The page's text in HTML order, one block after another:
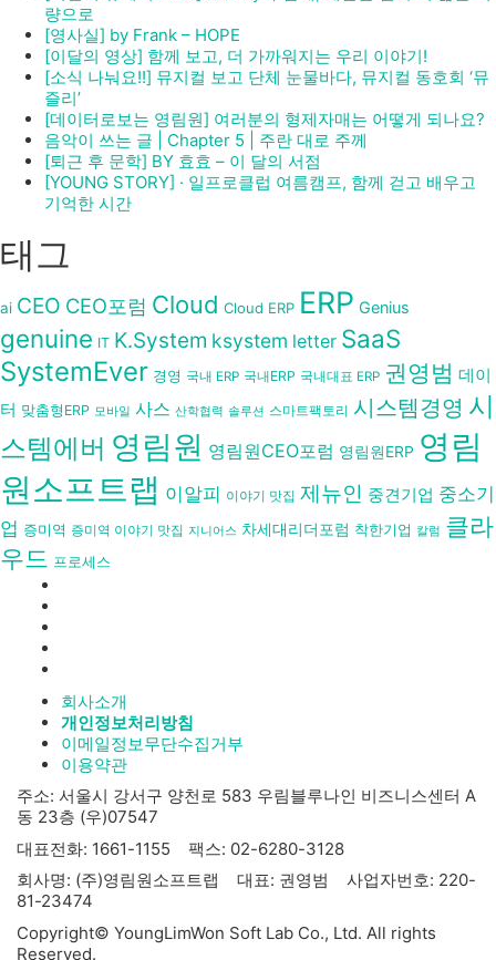
량으로
[영사실] by Frank – HOPE
[이달의 영상] 함께 보고, 더 가까워지는 우리 이야기!
[소식 나눠요!!] 뮤지컬 보고 단체 눈물바다, 뮤지컬 동호회 ‘뮤
즐리’
[데이터로보는 영림원] 여러분의 형제자매는 어떻게 되나요?
음악이 쓰는 글 | Chapter 5 | 주란 대로 주께
[퇴근 후 문학] BY 효효 – 이 달의 서점
[YOUNG STORY] · 일프로클럽 여름캠프, 함께 걷고 배우고
기억한 시간
태그
ai CEO CEO포럼 Cloud Cloud ERP ERP Genius
genuine IT K.System ksystem letter SaaS
SystemEver 경영 국내 ERP 국내ERP 국내대표 ERP 권영범 데이
터 맞춤형ERP 모바일 사스 산학협력 솔루션 스마트팩토리 시스템경영 시
스템에버 영림원 영림원CEO포럼 영림원ERP 영림
원소프트랩 이알피 이야기 맛집 제뉴인 중견기업 중소기
업 증미역 증미역 이야기 맛집 지니어스 차세대리더포럼 착한기업 칼럼 클라
우드 프로세스
회사소개
개인정보처리방침
이메일정보무단수집거부
이용약관
주소: 서울시 강서구 양천로 583 우림블루나인 비즈니스센터 A
동 23층 (우)07547
대표전화: 1661-1155 팩스: 02-6280-3128
회사명: (주)영림원소프트랩 대표: 권영범 사업자번호: 220-
81-23474
Copyright© YoungLimWon Soft Lab Co., Ltd. All rights
Reserved.